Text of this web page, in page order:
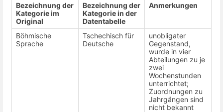
Bezeichnung der
Kategorie im
Original
Bezeichnung der
Kategorie in der
Datentabelle
Anmerkungen
Böhmische
Sprache
Tschechisch für
Deutsche
unobligater
Gegenstand,
wurde in vier
Abteilungen zu je
zwei
Wochenstunden
unterrichtet;
Zuordnungen zu
Jahrgängen sind
nicht bekannt